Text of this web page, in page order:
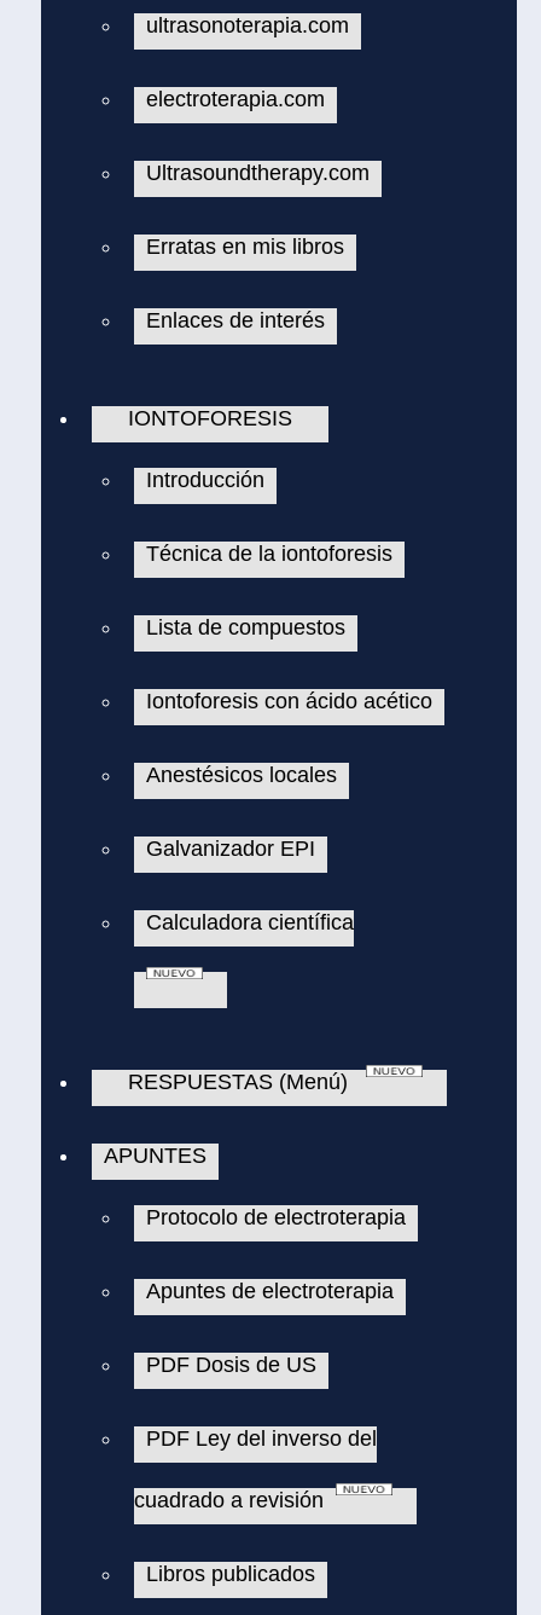
ultrasonoterapia.com
electroterapia.com
Ultrasoundtherapy.com
Erratas en mis libros
Enlaces de interés
IONTOFORESIS
Introducción
Técnica de la iontoforesis
Lista de compuestos
Iontoforesis con ácido acético
Anestésicos locales
Galvanizador EPI
Calculadora científica
RESPUESTAS (Menú)
APUNTES
Protocolo de electroterapia
Apuntes de electroterapia
PDF Dosis de US
PDF Ley del inverso del
cuadrado a revisión
Libros publicados